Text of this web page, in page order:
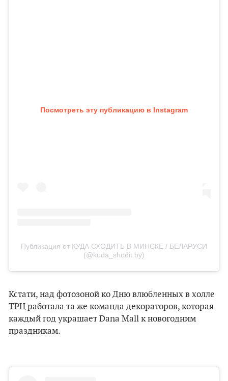
Посмотреть эту публикацию в Instagram
Публикация от КУДА СХОДИТЬ В МИНСКЕ / БЕЛАРУСИ
(@kuda_shodit.by)
Кстати, над фотозоной ко Дню влюбленных в холле
ТРЦ работала та же команда декораторов, которая
каждый год украшает Dana Mall к новогодним
праздникам.